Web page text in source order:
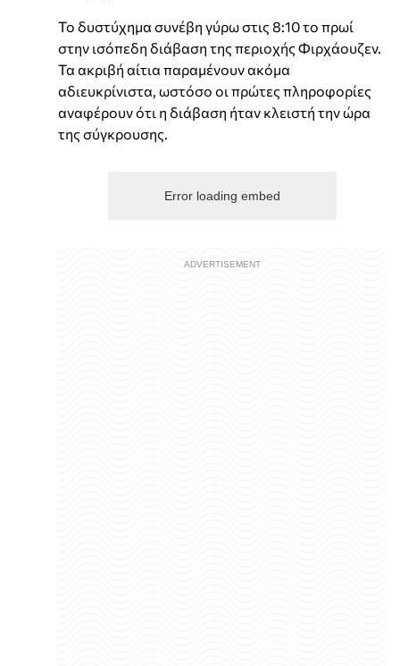
Το δυστύχημα συνέβη γύρω στις 8:10 το πρωί
στην ισόπεδη διάβαση της περιοχής Φιρχάουζεν.
Τα ακριβή αίτια παραμένουν ακόμα
αδιευκρίνιστα, ωστόσο οι πρώτες πληροφορίες
αναφέρουν ότι η διάβαση ήταν κλειστή την ώρα
της σύγκρουσης.
Error loading embed